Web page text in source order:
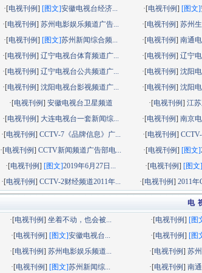
·[电视刊例] [图文]安徽电视台经济... ·[电视刊例] [图文]
·[电视刊例]苏州电影娱乐频道广告... ·[电视刊例]苏州
·[电视刊例] [图文]苏州新闻综合频... ·[电视刊例]南通
·[电视刊例]辽宁电视台体育频道广... ·[电视刊例]辽宁
·[电视刊例]辽宁电视台公共频道广... ·[电视刊例]沈阳
·[电视刊例]沈阳电视台影视频道广... ·[电视刊例]沈阳
·[电视刊例] 安徽电视台卫星频道 ·[电视刊例] 江
·[电视刊例] 大连电视台一套新闻综... ·[电视刊例]南京
·[电视刊例] CCTV-7《品牌信息》广... ·[电视刊例]
·[电视刊例]CCTV新闻频道广告部电... ·[电视刊例] [图文]
·[电视刊例] [图文]2019年6月27日... ·[电视刊例] [图文
·[电视刊例] CCTV-2财经频道2011年... ·[电视刊例]2011
电
·[电视刊例]坐着不动，也会被... ·[电视刊例] [图
·[电视刊例] [图文]安徽电视台... ·[电视刊例] [图
·[电视刊例]苏州电影娱乐频道... ·[电视刊例]苏
·[电视刊例] [图文]苏州新闻综... ·[电视刊例]南